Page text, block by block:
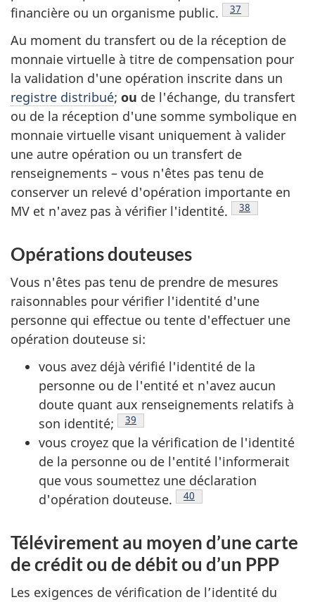
financière ou un organisme public.
Note de bas de
37
Au moment du transfert ou de la réception de
monnaie virtuelle à titre de compensation pour
la validation d'une opération inscrite dans un
registre distribué; ou de l'échange, du transfert
ou de la réception d'une somme symbolique en
monnaie virtuelle visant uniquement à valider
une autre opération ou un transfert de
renseignements – vous n'êtes pas tenu de
conserver un relevé d'opération importante en
MV et n'avez pas à vérifier l'identité.
Note de bas de
38
Opérations douteuses
Vous n'êtes pas tenu de prendre de mesures
raisonnables pour vérifier l'identité d'une
personne qui effectue ou tente d'effectuer une
opération douteuse si:
vous avez déjà vérifié l'identité de la
personne ou de l'entité et n'avez aucun
doute quant aux renseignements relatifs à
son identité;
Note de bas de page
39
vous croyez que la vérification de l'identité
de la personne ou de l'entité l'informerait
que vous soumettez une déclaration
d'opération douteuse.
Note de bas de page
40
Télévirement au moyen d’une carte
de crédit ou de débit ou d’un PPP
Les exigences de vérification de l’identité du